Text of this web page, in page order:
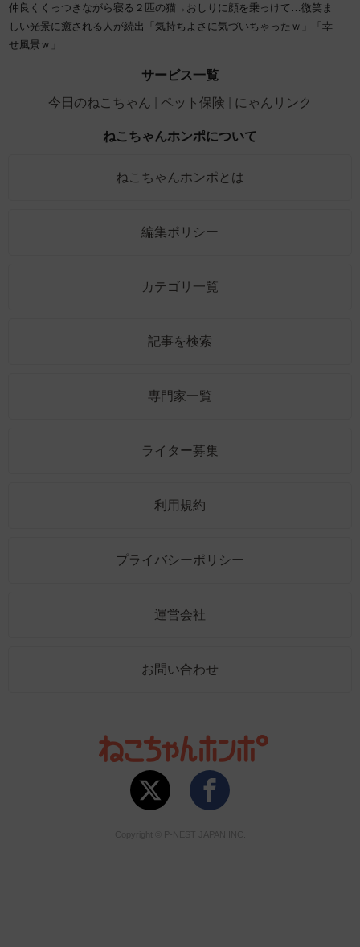
仲良くくっつきながら寝る２匹の猫→おしりに顔を乗っけて…微笑ま
しい光景に癒される人が続出「気持ちよさに気づいちゃったｗ」「幸
せ風景ｗ」
サービス一覧
今日のねこちゃん
ペット保険 にゃんリンク
ねこちゃんホンポについて
ねこちゃんホンポとは
編集ポリシー
カテゴリ一覧
記事を検索
専門家一覧
ライター募集
利用規約
プライバシーポリシー
運営会社
お問い合わせ
Copyright © P-NEST JAPAN INC.